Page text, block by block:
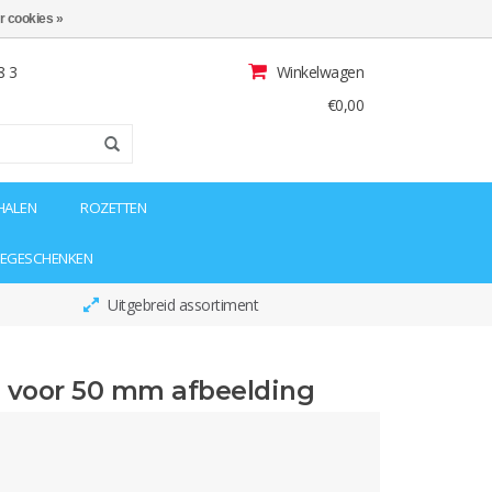
3
Winkelwagen
€0,00
ROZETTEN
Uitgebreid assortiment
50 mm afbeelding
cookies »